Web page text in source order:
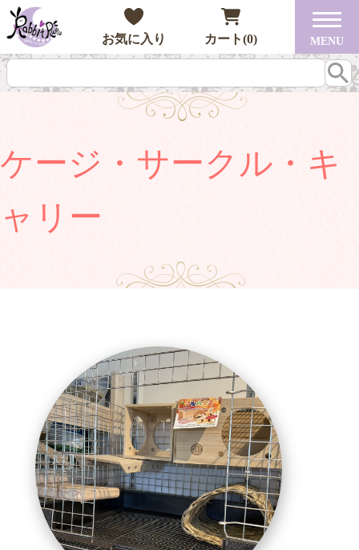
お気に入り カート(0) MENU
ケージ・サークル・キ
ャリー